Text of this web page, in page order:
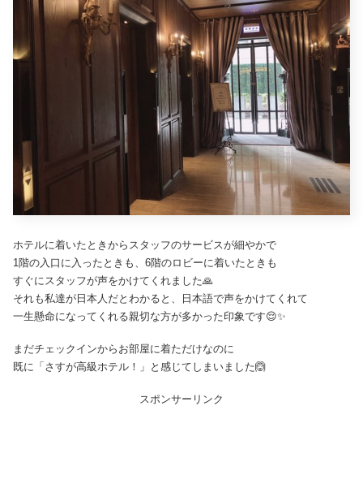
ホテルに着いたときからスタッフのサービスが細やかで
1階の入口に入ったときも、6階のロビーに着いたときも
すぐにスタッフが声をかけてくれました🙏
それも私達が日本人だとわかると、日本語で声をかけてくれて
一生懸命になってくれる親切な方が多かった印象です😌✨
まだチェックインからお部屋に着ただけなのに
既に「さすが高級ホテル！」と感じてしまいました🙆
スポンサーリンク